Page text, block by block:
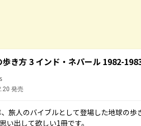
き方 3 インド・ネパール 1982-
発売
旅人のバイブルとして登場した地球の
い出して欲しい1冊です。